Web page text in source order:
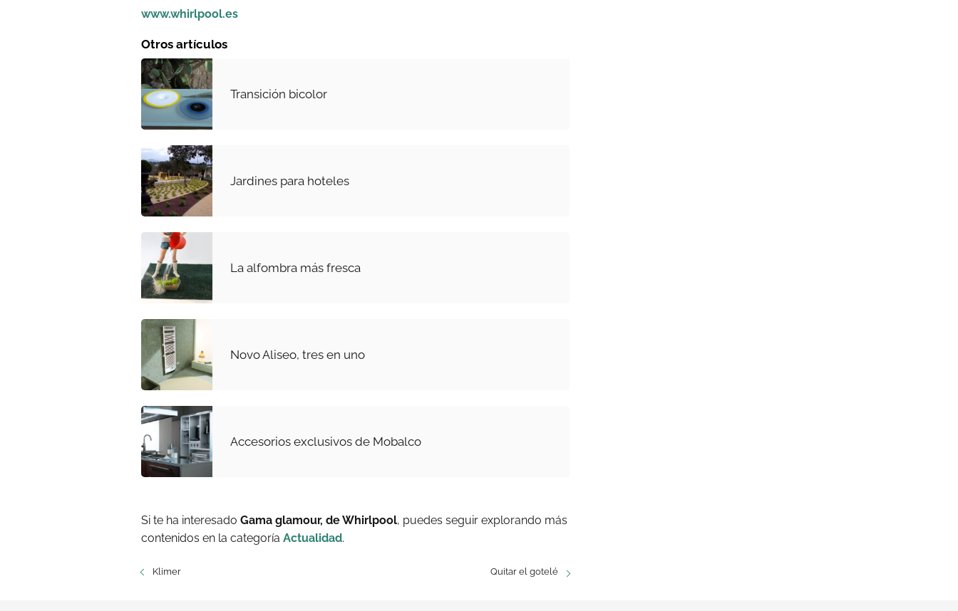
www.whirlpool.es
Otros artículos
Transición bicolor
Jardines para hoteles
La alfombra más fresca
Novo Aliseo, tres en uno
Accesorios exclusivos de Mobalco
Si te ha interesado Gama glamour, de Whirlpool, puedes seguir explorando más
contenidos en la categoría Actualidad.
Klimer Quitar el gotelé